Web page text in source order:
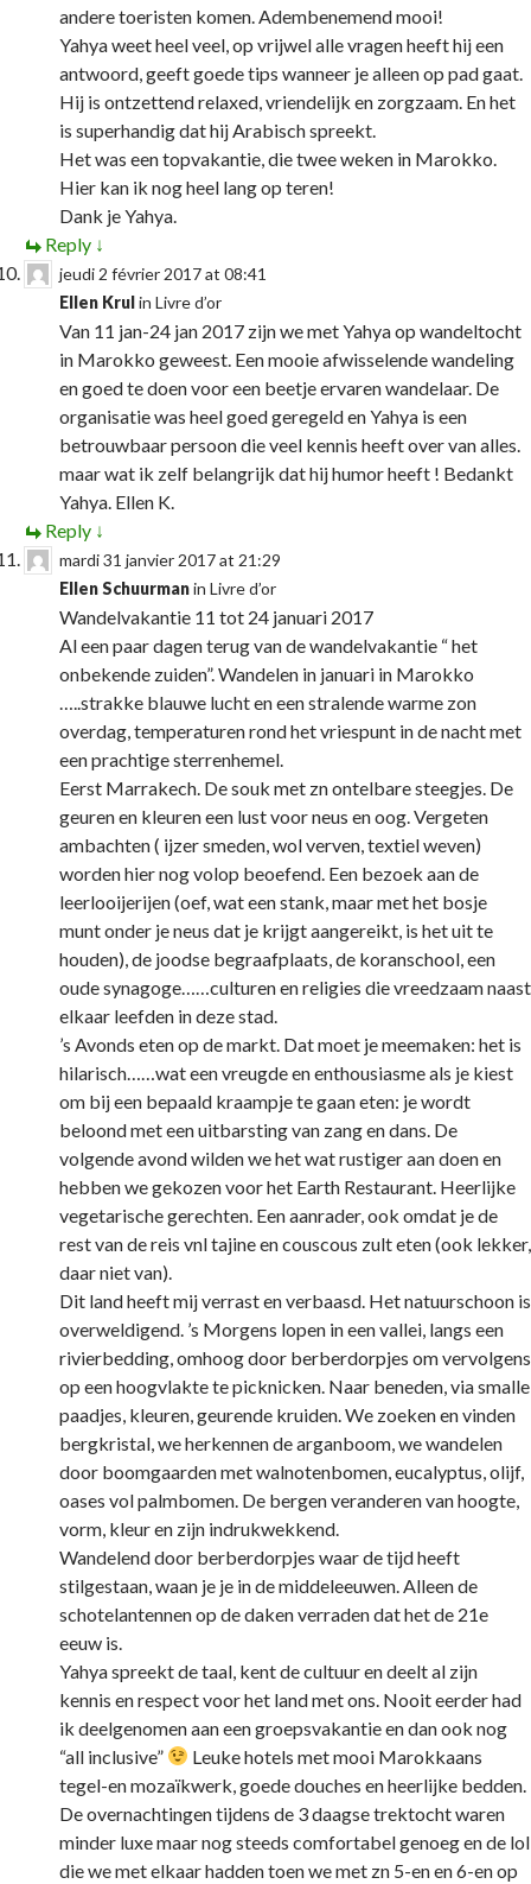
andere toeristen komen. Adembenemend mooi!
Yahya weet heel veel, op vrijwel alle vragen heeft hij een
antwoord, geeft goede tips wanneer je alleen op pad gaat.
Hij is ontzettend relaxed, vriendelijk en zorgzaam. En het
is superhandig dat hij Arabisch spreekt.
Het was een topvakantie, die twee weken in Marokko.
Hier kan ik nog heel lang op teren!
Dank je Yahya.
Reply ↓
jeudi 2 février 2017 at 08:41
Ellen Krulin Livre d’or
Van 11 jan-24 jan 2017 zijn we met Yahya op wandeltocht
in Marokko geweest. Een mooie afwisselende wandeling
en goed te doen voor een beetje ervaren wandelaar. De
organisatie was heel goed geregeld en Yahya is een
betrouwbaar persoon die veel kennis heeft over van alles.
maar wat ik zelf belangrijk dat hij humor heeft ! Bedankt
Yahya. Ellen K.
Reply ↓
mardi 31 janvier 2017 at 21:29
Ellen Schuurmanin Livre d’or
Wandelvakantie 11 tot 24 januari 2017
Al een paar dagen terug van de wandelvakantie “ het
onbekende zuiden”. Wandelen in januari in Marokko
…..strakke blauwe lucht en een stralende warme zon
overdag, temperaturen rond het vriespunt in de nacht met
een prachtige sterrenhemel.
Eerst Marrakech. De souk met zn ontelbare steegjes. De
geuren en kleuren een lust voor neus en oog. Vergeten
ambachten ( ijzer smeden, wol verven, textiel weven)
worden hier nog volop beoefend. Een bezoek aan de
leerlooijerijen (oef, wat een stank, maar met het bosje
munt onder je neus dat je krijgt aangereikt, is het uit te
houden), de joodse begraafplaats, de koranschool, een
oude synagoge……culturen en religies die vreedzaam naast
elkaar leefden in deze stad.
’s Avonds eten op de markt. Dat moet je meemaken: het is
hilarisch……wat een vreugde en enthousiasme als je kiest
om bij een bepaald kraampje te gaan eten: je wordt
beloond met een uitbarsting van zang en dans. De
volgende avond wilden we het wat rustiger aan doen en
hebben we gekozen voor het Earth Restaurant. Heerlijke
vegetarische gerechten. Een aanrader, ook omdat je de
rest van de reis vnl tajine en couscous zult eten (ook lekker,
daar niet van).
Dit land heeft mij verrast en verbaasd. Het natuurschoon is
overweldigend. ’s Morgens lopen in een vallei, langs een
rivierbedding, omhoog door berberdorpjes om vervolgens
op een hoogvlakte te picknicken. Naar beneden, via smalle
paadjes, kleuren, geurende kruiden. We zoeken en vinden
bergkristal, we herkennen de arganboom, we wandelen
door boomgaarden met walnotenbomen, eucalyptus, olijf,
oases vol palmbomen. De bergen veranderen van hoogte,
vorm, kleur en zijn indrukwekkend.
Wandelend door berberdorpjes waar de tijd heeft
stilgestaan, waan je je in de middeleeuwen. Alleen de
schotelantennen op de daken verraden dat het de 21e
eeuw is.
Yahya spreekt de taal, kent de cultuur en deelt al zijn
kennis en respect voor het land met ons. Nooit eerder had
ik deelgenomen aan een groepsvakantie en dan ook nog
“all inclusive”
Leuke hotels met mooi Marokkaans
tegel-en mozaïkwerk, goede douches en heerlijke bedden.
De overnachtingen tijdens de 3 daagse trektocht waren
minder luxe maar nog steeds comfortabel genoeg en de lol
die we met elkaar hadden toen we met zn 5-en en 6-en op